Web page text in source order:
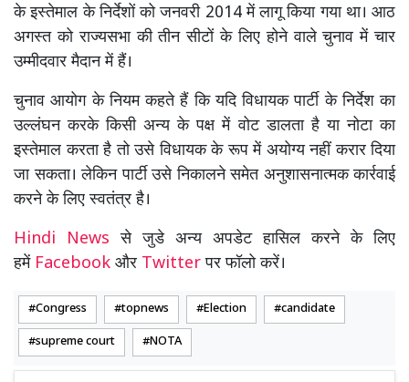
के इस्तेमाल के निर्देशों को जनवरी 2014 में लागू किया गया था। आठ
अगस्त को राज्यसभा की तीन सीटों के लिए होने वाले चुनाव में चार
उम्मीदवार मैदान में हैं।
चुनाव आयोग के नियम कहते हैं कि यदि विधायक पार्टी के निर्देश का
उल्लंघन करके किसी अन्य के पक्ष में वोट डालता है या नोटा का
इस्तेमाल करता है तो उसे विधायक के रूप में अयोग्य नहीं करार दिया
जा सकता। लेकिन पार्टी उसे निकालने समेत अनुशासनात्मक कार्रवाई
करने के लिए स्वतंत्र है।
Hindi Newsसे जुडे अन्य अपडेट हासिल करने के लिए
हमें Facebook और Twitterपर फॉलो करें।
Congress topnews Election candidate
supreme court NOTA